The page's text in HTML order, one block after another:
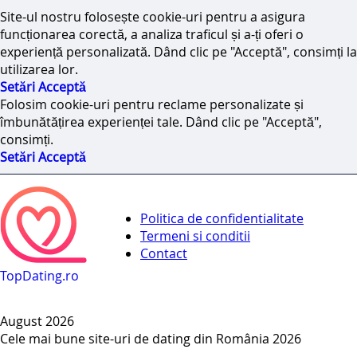
Site-ul nostru folosește cookie-uri pentru a asigura
funcționarea corectă, a analiza traficul și a-ți oferi o
experiență personalizată. Dând clic pe "Acceptă", consimți la
utilizarea lor.
SetăriAcceptă
Folosim cookie-uri pentru reclame personalizate și
îmbunătățirea experienței tale. Dând clic pe "Acceptă",
consimți.
SetăriAcceptă
TopDating.ro
Politica de confidentialitate
Termeni si conditii
Contact
August 2026
Cele mai bune site-uri de dating din România 2026